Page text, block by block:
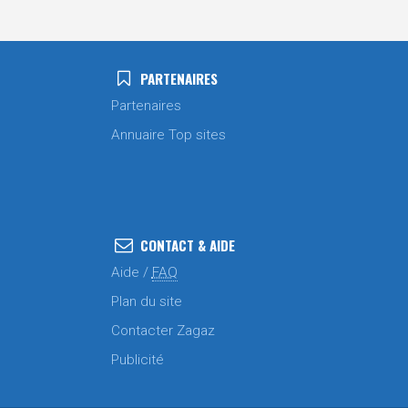
PARTENAIRES
Partenaires
Annuaire Top sites
CONTACT & AIDE
Aide / FAQ
Plan du site
Contacter Zagaz
Publicité